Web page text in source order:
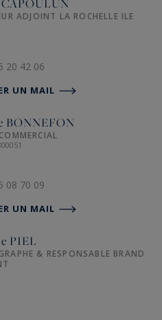
CAPOULUN
ADJOINT LA ROCHELLE ILE
20 42 06
UN MAIL
BONNEFON
08 70 09
UN MAIL
PIEL
& RESPONSABLE BRAND